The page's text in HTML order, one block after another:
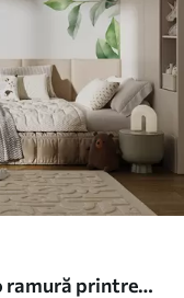
ramură printre